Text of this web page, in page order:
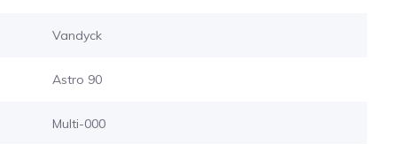
Vandyck
Astro 90
Multi-000